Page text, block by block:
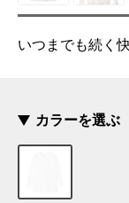
いつまでも続く
カラーを選ぶ